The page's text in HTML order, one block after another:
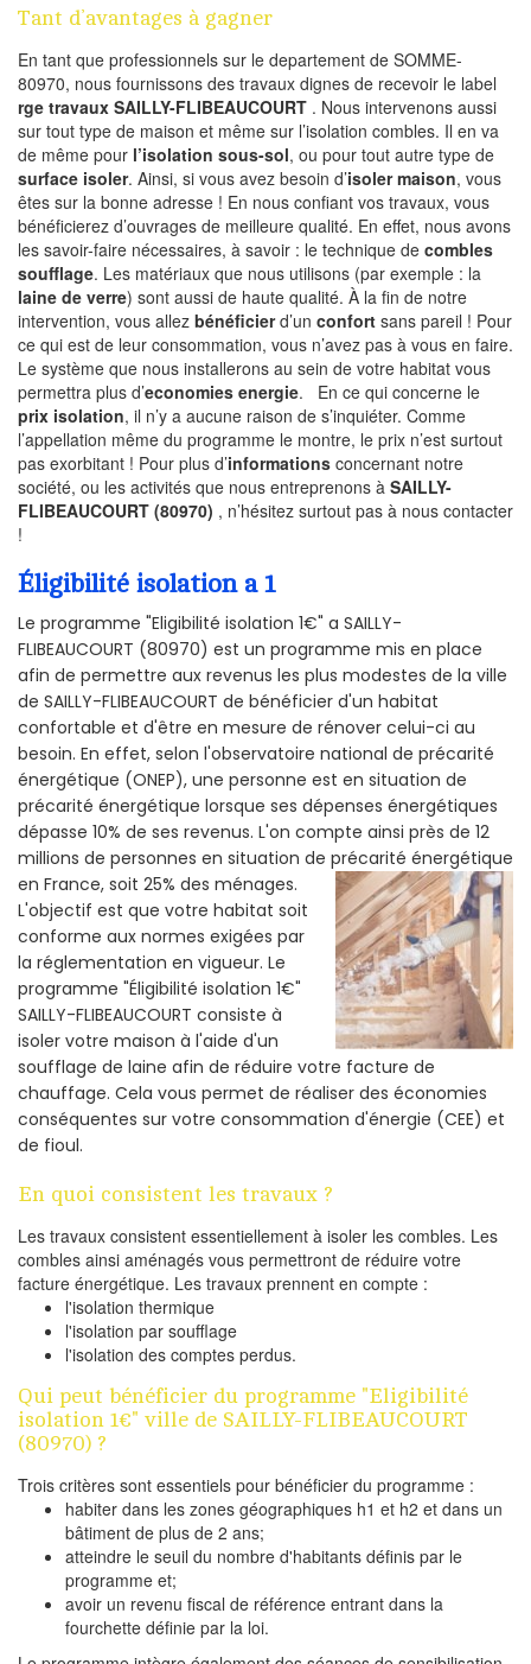
Tant d’avantages à gagner
En tant que professionnels sur le departement de SOMME-
80970, nous fournissons des travaux dignes de recevoir le label
rge travaux SAILLY-FLIBEAUCOURT . Nous intervenons aussi
sur tout type de maison et même sur l’isolation combles. Il en va
de même pour l’isolation sous-sol, ou pour tout autre type de
surface isoler. Ainsi, si vous avez besoin d’isoler maison, vous
êtes sur la bonne adresse ! En nous confiant vos travaux, vous
bénéficierez d’ouvrages de meilleure qualité. En effet, nous avons
les savoir-faire nécessaires, à savoir : le technique de combles
soufflage. Les matériaux que nous utilisons (par exemple : la
laine de verre) sont aussi de haute qualité. À la fin de notre
intervention, vous allez bénéficierd’un confort sans pareil ! Pour
ce qui est de leur consommation, vous n’avez pas à vous en faire.
Le système que nous installerons au sein de votre habitat vous
permettra plus d’economies energie. En ce qui concerne le
prix isolation, il n’y a aucune raison de s’inquiéter. Comme
l’appellation même du programme le montre, le prix n’est surtout
pas exorbitant ! Pour plus d’informations concernant notre
société, ou les activités que nous entreprenons à SAILLY-
FLIBEAUCOURT (80970) , n’hésitez surtout pas à nous contacter
!
Éligibilité isolation a 1
Le programme "Eligibilité isolation 1€" a SAILLY-
FLIBEAUCOURT (80970) est un programme mis en place
afin de permettre aux revenus les plus modestes de la ville
de SAILLY-FLIBEAUCOURT de bénéficier d'un habitat
confortable et d'être en mesure de rénover celui-ci au
besoin. En effet, selon l'observatoire national de précarité
énergétique (ONEP), une personne est en situation de
précarité énergétique lorsque ses dépenses énergétiques
dépasse 10% de ses revenus. L'on compte ainsi près de 12
millions de personnes en situation de précarité énergétique
en France, soit 25% des ménages.
L'objectif est que votre habitat soit
conforme aux normes exigées par
la réglementation en vigueur. Le
programme "Éligibilité isolation 1€"
SAILLY-FLIBEAUCOURT consiste à
isoler votre maison à l'aide d'un
soufflage de laine afin de réduire votre facture de
chauffage. Cela vous permet de réaliser des économies
conséquentes sur votre consommation d'énergie (CEE) et
de fioul.
En quoi consistent les travaux ?
Les travaux consistent essentiellement à isoler les combles. Les
combles ainsi aménagés vous permettront de réduire votre
facture énergétique. Les travaux prennent en compte :
l'isolation thermique
l'isolation par soufflage
l'isolation des comptes perdus.
Qui peut bénéficier du programme "Eligibilité
isolation 1€" ville de SAILLY-FLIBEAUCOURT
(80970) ?
Trois critères sont essentiels pour bénéficier du programme :
habiter dans les zones géographiques h1 et h2 et dans un
bâtiment de plus de 2 ans;
atteindre le seuil du nombre d'habitants définis par le
programme et;
avoir un revenu fiscal de référence entrant dans la
fourchette définie par la loi.